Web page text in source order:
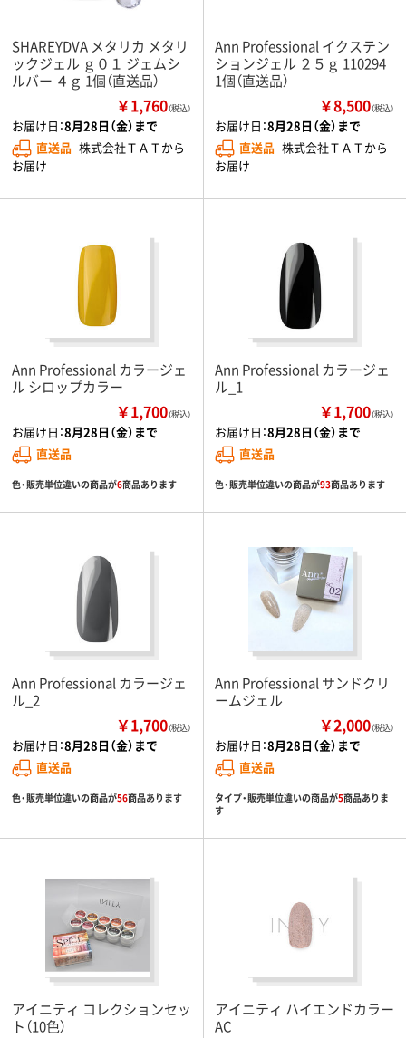
SHAREYDVA メタリカ メタリ
ックジェル ｇ０１ ジェムシ
ルバー ４ｇ 1個（直送品）
￥1,760（税込）
お届け日：8月28日（金）まで
直送品 株式会社ＴＡＴから
お届け
Ann Professional イクステン
ションジェル ２５ｇ 110294
1個（直送品）
￥8,500（税込）
お届け日：8月28日（金）まで
直送品 株式会社ＴＡＴから
お届け
Ann Professional カラージェ
ル シロップカラー
￥1,700（税込）
お届け日：8月28日（金）まで
直送品
色・販売単位違いの商品が6商品あります
Ann Professional カラージェ
ル_1
￥1,700（税込）
お届け日：8月28日（金）まで
直送品
色・販売単位違いの商品が93商品あります
Ann Professional カラージェ
ル_2
￥1,700（税込）
お届け日：8月28日（金）まで
直送品
色・販売単位違いの商品が56商品あります
Ann Professional サンドクリ
ームジェル
￥2,000（税込）
お届け日：8月28日（金）まで
直送品
タイプ・販売単位違いの商品が5商品ありま
す
アイニティ コレクションセッ
ト（10色）
アイニティ ハイエンドカラー
AC